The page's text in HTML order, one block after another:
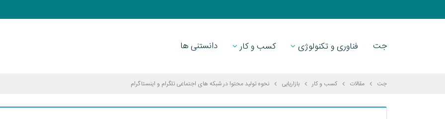
جت فناوری و تکنولوژی کسب و کار دانستنی ها
جت مقالات کسب و کار بازاریابی نحوه تولید محتوا در شبکه های اجتماعی تلگرام و اینستاگرام